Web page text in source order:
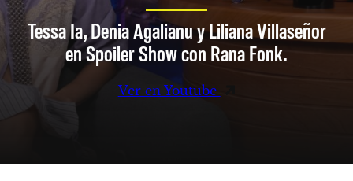
Tessa Ia, Denia Agalianu y Liliana Villaseñor
en Spoiler Show con Rana Fonk.
Ver en Youtube